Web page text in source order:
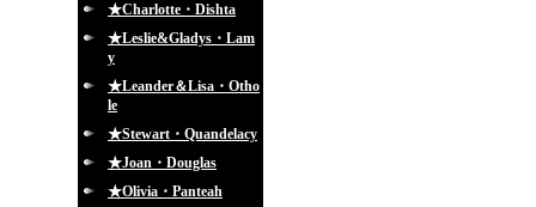
★Charlotte・Dishta
★Leslie&Gladys・Lam
y
★Leander＆Lisa・Otho
le
★Stewart・Quandelacy
★Joan・Douglas
★Olivia・Panteah